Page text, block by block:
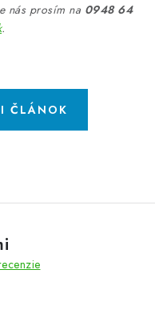
nás prosím na 0948 64
.
ČLÁNOK